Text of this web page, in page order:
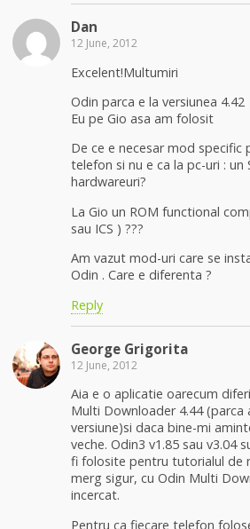
Dan
12 June, 2012
Excelent!Multumiri
Odin parca e la versiunea 4.42
Eu pe Gio asa am folosit
De ce e necesar mod specific
telefon si nu e ca la pc-uri : un
hardwareuri?
La Gio un ROM functional
sau ICS ) ???
Am vazut mod-uri care se
Odin . Care e diferenta ?
Reply
George Grigorita
12 June, 2012
Aia e o aplicatie oarecum
Multi Downloader 4.44 (parca
versiune)si daca bine-mi
veche. Odin3 v1.85 sau v3.04
fi folosite pentru tutorialul de
merg sigur, cu Odin Multi
incercat.
Pentru ca fiecare telefon